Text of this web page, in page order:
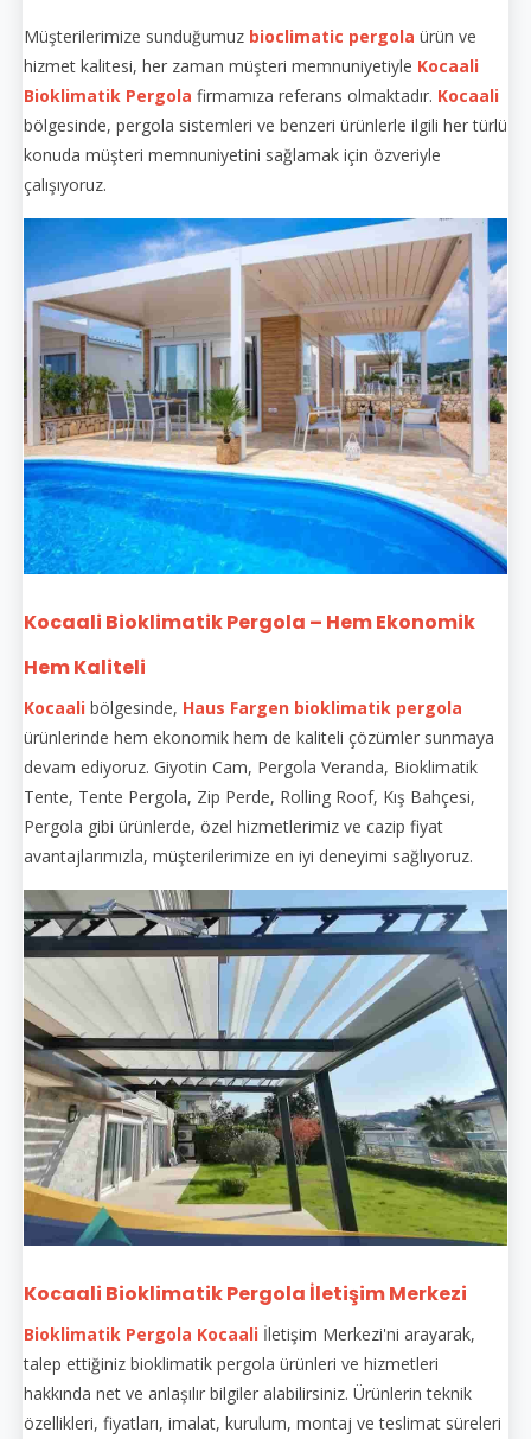
Müşterilerimize sunduğumuz bioclimatic pergola ürün ve
hizmet kalitesi, her zaman müşteri memnuniyetiyle Kocaali
Bioklimatik Pergola firmamıza referans olmaktadır. Kocaali
bölgesinde, pergola sistemleri ve benzeri ürünlerle ilgili her türlü
konuda müşteri memnuniyetini sağlamak için özveriyle
çalışıyoruz.
Kocaali Bioklimatik Pergola – Hem Ekonomik
Hem Kaliteli
Kocaali bölgesinde, Haus Fargen bioklimatik pergola
ürünlerinde hem ekonomik hem de kaliteli çözümler sunmaya
devam ediyoruz. Giyotin Cam, Pergola Veranda, Bioklimatik
Tente, Tente Pergola, Zip Perde, Rolling Roof, Kış Bahçesi,
Pergola gibi ürünlerde, özel hizmetlerimiz ve cazip fiyat
avantajlarımızla, müşterilerimize en iyi deneyimi sağlıyoruz.
Kocaali Bioklimatik Pergola İletişim Merkezi
Bioklimatik Pergola Kocaali İletişim Merkezi'ni arayarak,
talep ettiğiniz bioklimatik pergola ürünleri ve hizmetleri
hakkında net ve anlaşılır bilgiler alabilirsiniz. Ürünlerin teknik
özellikleri, fiyatları, imalat, kurulum, montaj ve teslimat süreleri